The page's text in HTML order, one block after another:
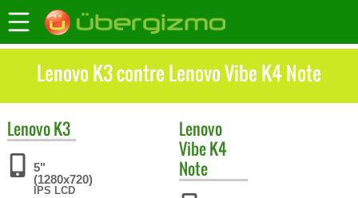
Lenovo K3 contre Lenovo Vibe K4 Note
LenovoK3
5"
(1280x720)
IPS LCD
Lenovo
Vibe K4
Note